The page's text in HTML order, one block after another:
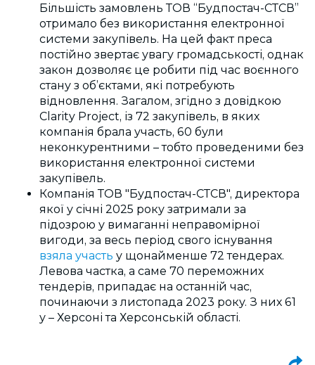
Більшість замовлень ТОВ “Будпостач-СТСВ”
отримало без використання електронної
системи закупівель. На цей факт преса
постійно звертає увагу громадськості, однак
закон дозволяє це робити під час воєнного
стану з об’єктами, які потребують
відновлення. Загалом, згідно з довідкою
Clarity Project, із 72 закупівель, в яких
компанія брала участь, 60 були
неконкурентними – тобто проведеними без
використання електронної системи
закупівель.
Компанія ТОВ "Будпостач-СТСВ", директора
якої у січні 2025 року затримали за
підозрою у вимаганні неправомірної
вигоди, за весь період свого існування
взяла участь у щонайменше 72 тендерах.
Левова частка, а саме 70 переможних
тендерів, припадає на останній час,
починаючи з листопада 2023 року. З них 61
у – Херсоні та Херсонській області.